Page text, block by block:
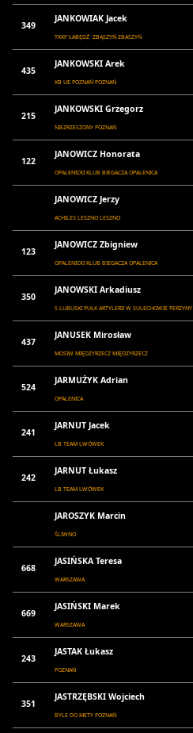
349
JANKOWIAK Jacek
TKKF`ŁABĘDŹ` ZBĄSZYŃ ZBASZYŃ
435
JANKOWSKI Arek
KB UE POZNAŃ POZNAŃ
215
JANKOWSKI Grzegorz
NIEZRZESZONY POZNAŃ
122
JANOWICZ Honorata
OPALENICKI KLUB BIEGACZA OPALENICA
JANOWICZ Jerzy
ACHILES LESZNO LESZNO
123
JANOWICZ Zbigniew
OPALENICKI KLUB BIEGACZA OPALENICA
350
JANOWSKI Arkadiusz
5 LUBUSKI PUŁK ARTYLERII W SULECHOWIE PERZYNY
437
JANUSEK Mirosław
MOSIW MIĘDZYRZECZ MIĘDZYRZECZ
524
JARMUŻYK Adrian
OPALENICA
241
JARNUT Jacek
LB TEAM LWÓWEK
242
JARNUT Łukasz
LB TEAM LWÓWEK
JAROSZYK Marcin
ŚLIWNO
668
JASIŃSKA Teresa
WARSZAWA
669
JASIŃSKI Marek
WARSZAWA
243
JASTAK Łukasz
POZNAŃ
351
JASTRZĘBSKI Wojciech
BYLE DO METY POZNAŃ